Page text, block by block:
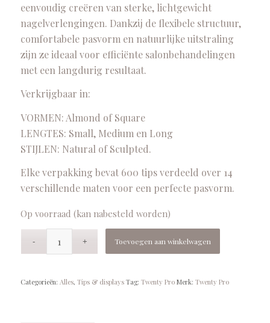
eenvoudig creëren van sterke, lichtgewicht
nagelverlengingen. Dankzij de flexibele structuur,
comfortabele pasvorm en natuurlijke uitstraling
zijn ze ideaal voor efficiënte salonbehandelingen
met een langdurig resultaat.
Verkrijgbaar in:
VORMEN: Almond of Square
LENGTES: Small, Medium en Long
STIJLEN: Natural of Sculpted.
Elke verpakking bevat 600 tips verdeeld over 14
verschillende maten voor een perfecte pasvorm.
Op voorraad (kan nabesteld worden)
Toevoegen aan winkelwagen
Categorieën: Alles, Tips & displays Tag: Twenty Pro Merk: Twenty Pro